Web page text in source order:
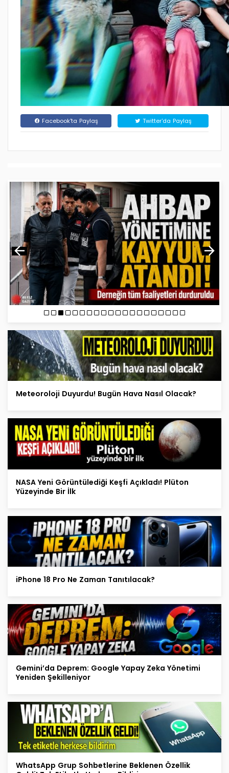
Facebook'ta Paylaş Twitter'da Paylaş
Meteoroloji Duyurdu! Bugün Hava Nasıl Olacak?
NASA Yeni Görüntülediği Keşfi Açıkladı! Plüton
Yüzeyinde Bir İlk
iPhone 18 Pro Ne Zaman Tanıtılacak?
Gemini’da Deprem: Google Yapay Zeka Yönetimi
Yeniden Şekilleniyor
WhatsApp Grup Sohbetlerine Beklenen Özellik